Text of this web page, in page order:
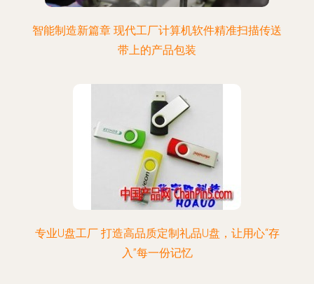
智能制造新篇章 现代工厂计算机软件精准扫描传送
带上的产品包装
专业U盘工厂 打造高品质定制礼品U盘，让用心“存
入”每一份记忆